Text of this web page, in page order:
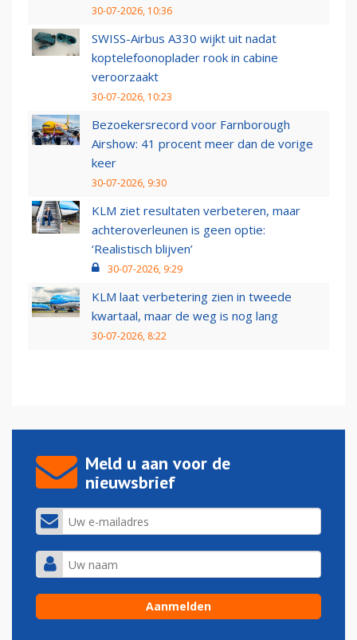
30-07-2026, 10:36
SWISS-Airbus A330 wijkt uit nadat
koptelefoonoplader rook in cabine
veroorzaakt
30-07-2026, 10:23
Bezoekersrecord voor Farnborough
Airshow: 41 procent meer dan de vorige
keer
30-07-2026, 9:30
KLM ziet resultaten verbeteren, maar
achteroverleunen is geen optie:
‘Realistisch blijven’
30-07-2026, 9:29
KLM laat verbetering zien in tweede
kwartaal, maar de weg is nog lang
30-07-2026, 8:22
Meld u aan voor de
nieuwsbrief